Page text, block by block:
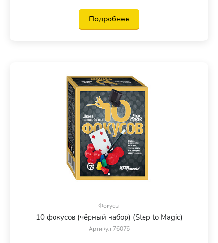
Подробнее
Фокусы
10 фокусов (чёрный набор) (Step to Magic)
Артикул 76076